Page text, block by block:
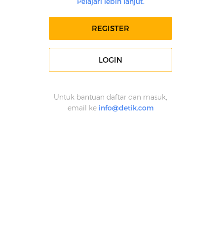
REGISTER
LOGIN
Untuk bantuan daftar dan masuk,
email ke info@detik.com